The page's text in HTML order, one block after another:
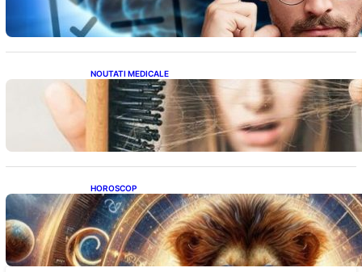
NOUTATI MEDICALE
Semnele unei deficiențe de proteine:
Impactul asupra sănătății tale
HOROSCOP
Portalul Leului 8/8: Oportunități de
Abundență pentru Cinci Zodii în 2026